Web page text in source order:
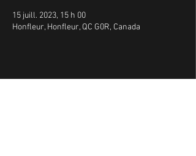
15 juill. 2023, 15 h 00
Honfleur, Honfleur, QC G0R, Canada